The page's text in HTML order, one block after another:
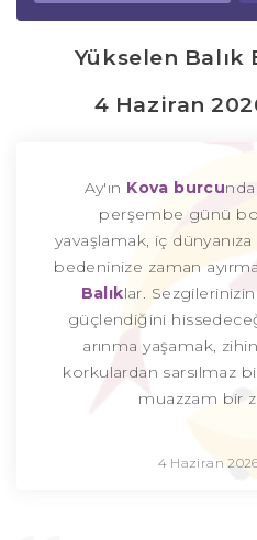
Yükselen Balık
4 Haziran
Ay'ın Kova burcu
perşembe günü
yavaşlamak, iç
bedeninize zaman
Balıklar. Sezgilerinizin
güçlendiğini
arınma yaşamak,
korkulardan sarsılmaz
muazzam bir
4 Haziran